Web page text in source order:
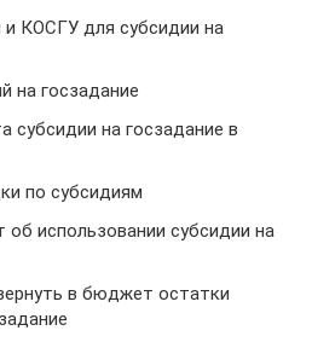
и КОСГУ для субсидии на
на госзадание
субсидии на госзадание в
по субсидиям
об использовании субсидии на
в бюджет остатки